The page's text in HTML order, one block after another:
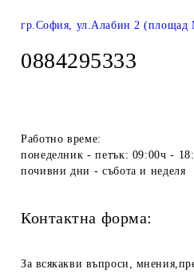
гр.София, ул.Алабин 2 (площад
0884295333
Работно време:
понеделник - петък: 09:00ч -
почивни дни - събота и неделя
Контактна форма:
За всякакви въпроси,